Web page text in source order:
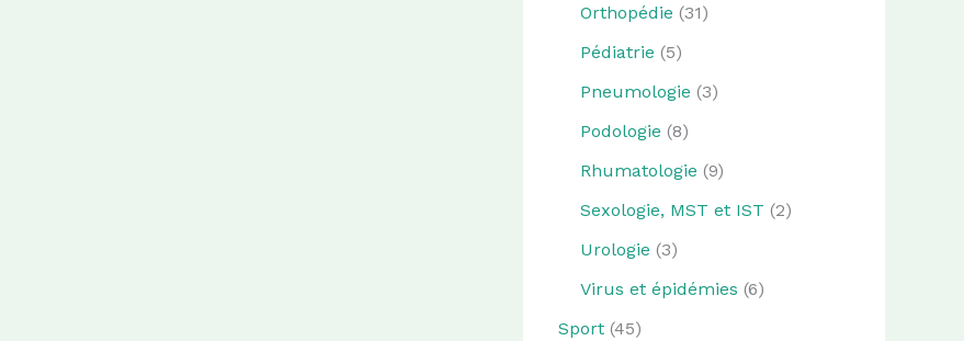
Orthopédie (31)
Pédiatrie (5)
Pneumologie (3)
Podologie (8)
Rhumatologie (9)
Sexologie, MST et IST (2)
Urologie (3)
Virus et épidémies (6)
Sport (45)